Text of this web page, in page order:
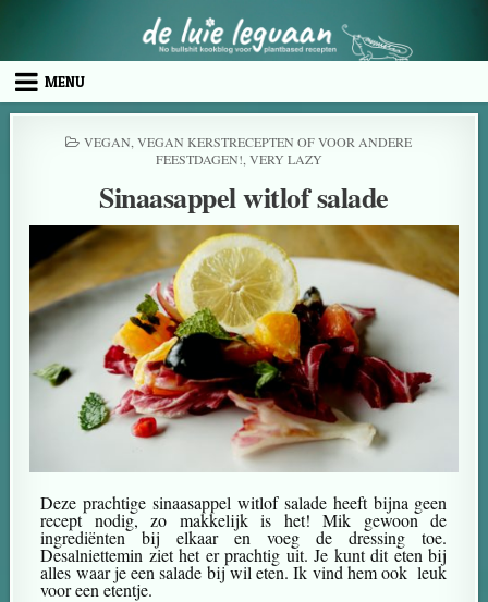
MENU
VEGAN VEGAN KERSTRECEPTEN OF VOOR ANDERE
FEESTDAGEN! VERY LAZY
Sinaasappel witlof salade
Deze prachtige sinaasappel witlof salade heeft bijna geen
recept nodig, zo makkelijk is het! Mik gewoon de
ingrediënten bij elkaar en voeg de dressing toe.
Desalniettemin ziet het er prachtig uit. Je kunt dit eten bij
alles waar je een salade bij wil eten. Ik vind hem ook leuk
voor een etentje.